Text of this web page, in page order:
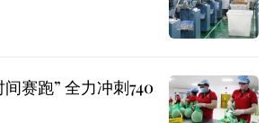
赛跑” 全力冲刺740